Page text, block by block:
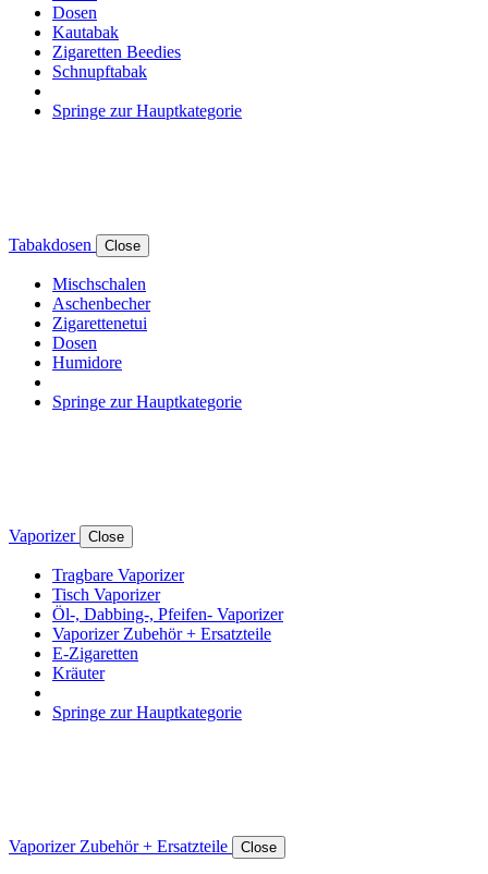
Dosen
Kautabak
Zigaretten Beedies
Schnupftabak
Springe zur Hauptkategorie
Tabakdosen Close
Mischschalen
Aschenbecher
Zigarettenetui
Dosen
Humidore
Springe zur Hauptkategorie
Vaporizer Close
Tragbare Vaporizer
Tisch Vaporizer
Öl-, Dabbing-, Pfeifen- Vaporizer
Vaporizer Zubehör + Ersatzteile
E-Zigaretten
Kräuter
Springe zur Hauptkategorie
Vaporizer Zubehör + Ersatzteile Close